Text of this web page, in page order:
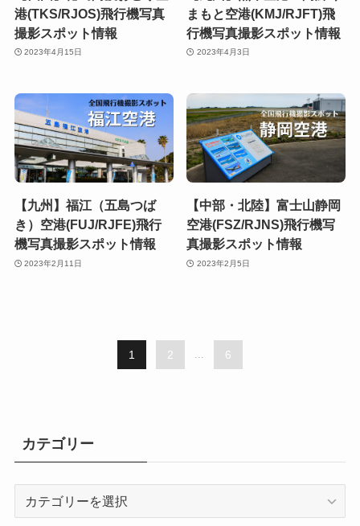
港(TKS/RJOS)飛行機写真
撮影スポット情報
2023年4月15日
まもと空港(KMJ/RJFT)飛
行機写真撮影スポット情報
2023年4月3日
【九州】福江（五島つば
き）空港(FUJ/RJFE)飛行
機写真撮影スポット情報
2023年2月11日
【中部・北陸】富士山静岡
空港(FSZ/RJNS)飛行機写
真撮影スポット情報
2023年2月5日
1 2 ... 6
カテゴリー